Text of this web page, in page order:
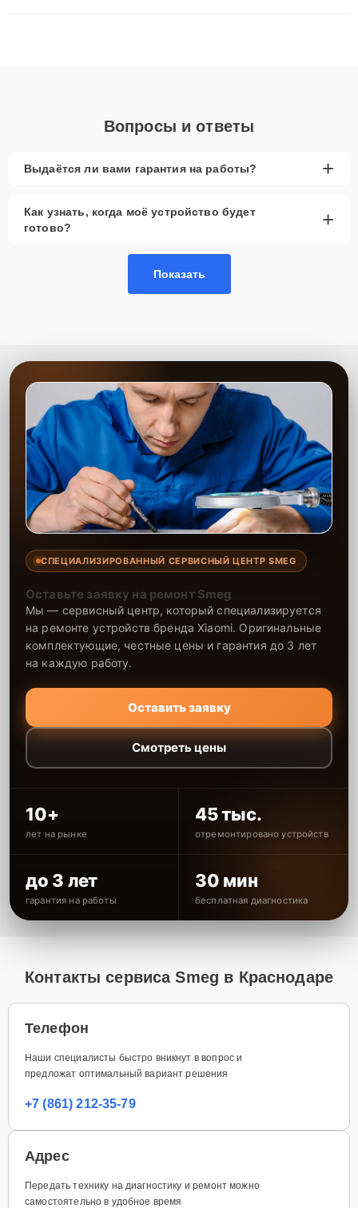
Вопросы и ответы
Выдаётся ли вами гарантия на работы? +
Как узнать, когда моё устройство будет
готово?
+
Показать
СПЕЦИАЛИЗИРОВАННЫЙ СЕРВИСНЫЙ ЦЕНТР SMEG
Оставьте заявку на ремонт Smeg
Мы — сервисный центр, который специализируется
на ремонте устройств бренда Xiaomi. Оригинальные
комплектующие, честные цены и гарантия до 3 лет
на каждую работу.
Оставить заявку
Смотреть цены
10+
лет на рынке
45 тыс.
отремонтировано устройств
до 3 лет
гарантия на работы
30 мин
бесплатная диагностика
Контакты сервиса Smeg в Краснодаре
Телефон
Наши специалисты быстро вникнут в вопрос и
предложат оптимальный вариант решения
+7 (861) 212-35-79
Адрес
Передать технику на диагностику и ремонт можно
самостоятельно в удобное время